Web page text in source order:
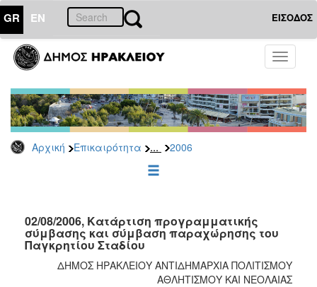
GR EN ΕΙΣΟΔΟΣ
Toggle
Αρχική Επικαιρότητα ... 2006
ΕΠΙΚΑΙΡΟΤΗΤΑ
Τύπου
Αρχείο
2026
2025
2022
2021
2020
02/08/2006, Κατάρτιση προγραμματικής
σύμβασης και σύμβαση παραχώρησης του
Παγκρητίου Σταδίου
ΔΗΜΟΣ ΗΡΑΚΛΕΙΟΥ ANTIΔΗΜΑΡΧΙΑ ΠΟΛΙΤΙΣΜΟΥ
ΑΘΛΗΤΙΣΜΟΥ ΚΑΙ ΝΕΟΛΑΙΑΣ